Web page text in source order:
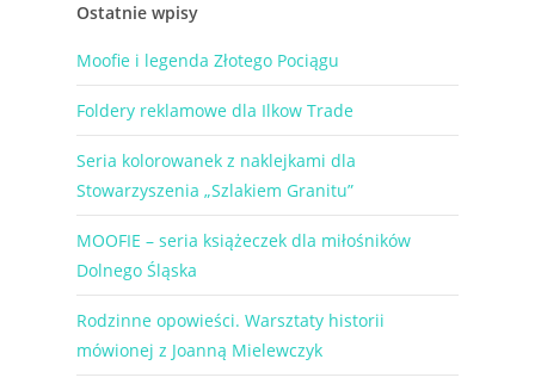
Ostatnie wpisy
Moofie i legenda Złotego Pociągu
Foldery reklamowe dla Ilkow Trade
Seria kolorowanek z naklejkami dla
Stowarzyszenia „Szlakiem Granitu”
MOOFIE – seria książeczek dla miłośników
Dolnego Śląska
Rodzinne opowieści. Warsztaty historii
mówionej z Joanną Mielewczyk